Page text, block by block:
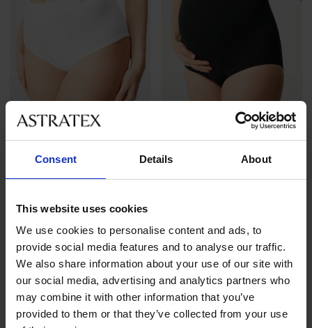
Consent Details About
This website uses cookies
We use cookies to personalise content and ads, to
provide social media features and to analyse our traffic.
We also share information about your use of our site with
our social media, advertising and analytics partners who
may combine it with other information that you’ve
provided to them or that they’ve collected from your use
3+1 ZDARMA
4,6
BESTSELLER
Klasické kalhotky Bamboo
Nature se širokým bokem
369 Kčakce 3+1 ZDARMA
5
Sleva
279 Kč Původní cena
399 Kč